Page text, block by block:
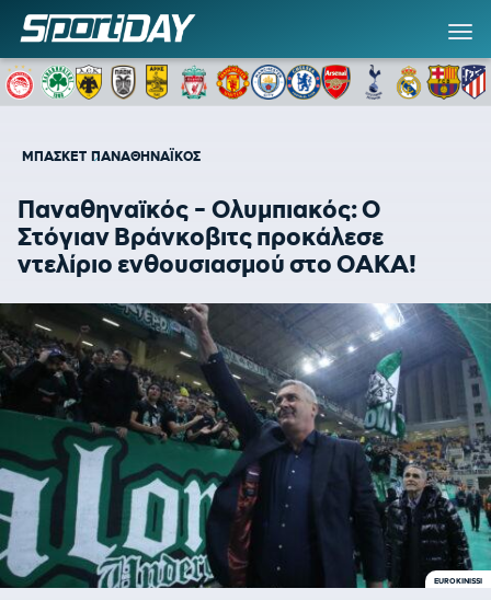
ΜΠΑΣΚΕΤ ΠΑΝΑΘΗΝΑΪΚΟΣ
Παναθηναϊκός - Ολυμπιακός: Ο
Στόγιαν Βράνκοβιτς προκάλεσε
ντελίριο ενθουσιασμού στο ΟΑΚΑ!
EUROKINISSI